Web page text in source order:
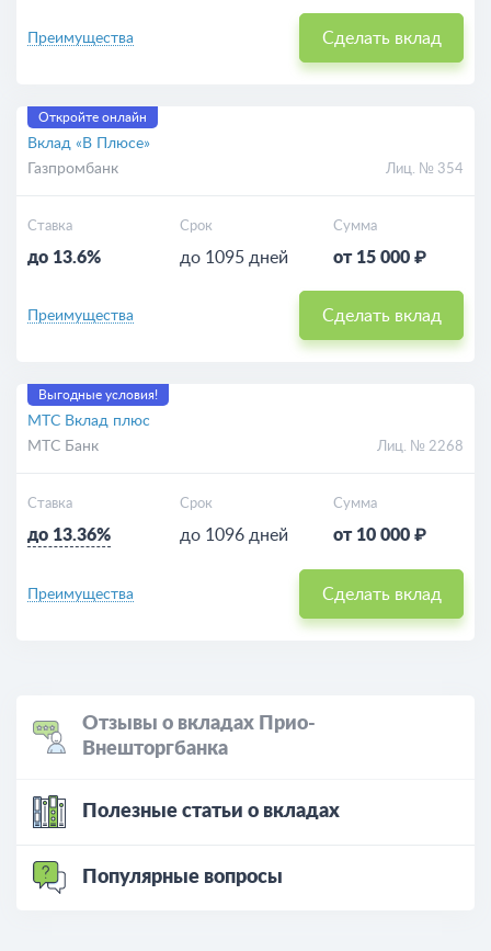
Преимущества Сделать вклад
Откройте онлайн
Вклад «В Плюсе»
Газпромбанк
Лиц. № 354
Ставка
до 13.6%
Срок
до 1095 дней
Сумма
от 15 000 ₽
Преимущества Сделать вклад
Выгодные условия!
МТС Вклад плюс
МТС Банк
Лиц. № 2268
Ставка
до 13.36%
Срок
до 1096 дней
Сумма
от 10 000 ₽
Преимущества Сделать вклад
Отзывы о вкладах Прио-
Внешторгбанка
Полезные статьи о вкладах
Популярные вопросы